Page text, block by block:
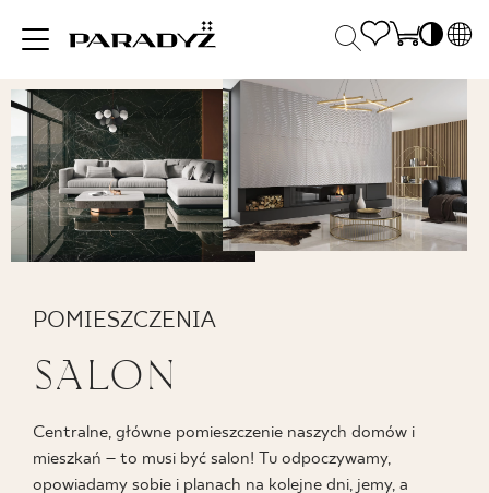
DE
UK
RU
INSPIRACJE
PRODUKTY
KOLEKCJE
DLA BIZNESU
SALON
POMIESZCZENIA
Centralne, główne pomieszczenie naszych domów i
mieszkań – to musi być salon! Tu odpoczywamy,
opowiadamy sobie i planach na kolejne dni, jemy, a